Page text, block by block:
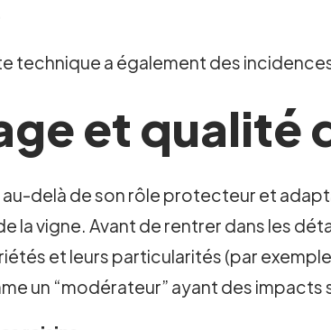
technique a également des
et qualité
delà de son rôle protecteur et
la vigne. Avant de rentrer dans les
et leurs particularités (par
un “modérateur” ayant des impacts